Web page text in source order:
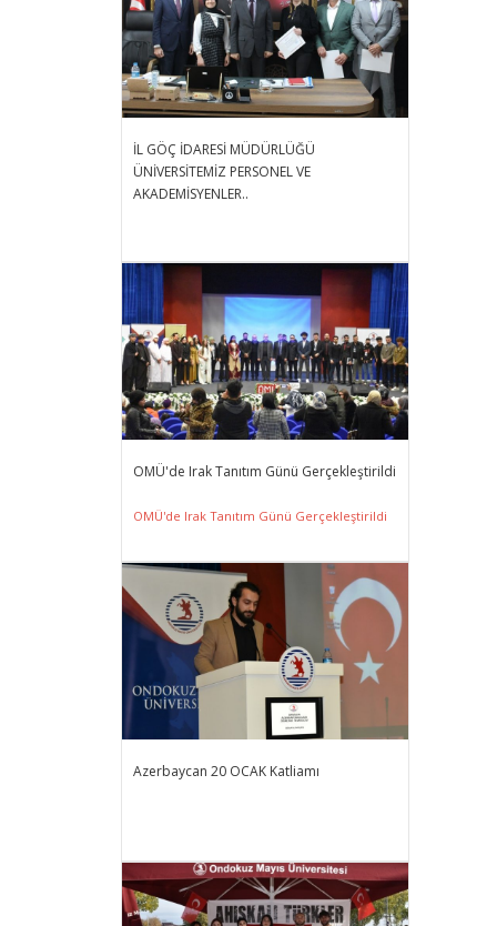
İL GÖÇ İDARESİ MÜDÜRLÜĞÜ
ÜNİVERSİTEMİZ PERSONEL VE
AKADEMİSYENLER..
OMÜ'de Irak Tanıtım Günü Gerçekleştirildi
OMÜ'de Irak Tanıtım Günü Gerçekleştirildi
Azerbaycan 20 OCAK Katliamı